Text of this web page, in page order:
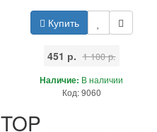
Купить
451 р. 1 100 р.
Наличие: В наличии
Код: 9060
TOP